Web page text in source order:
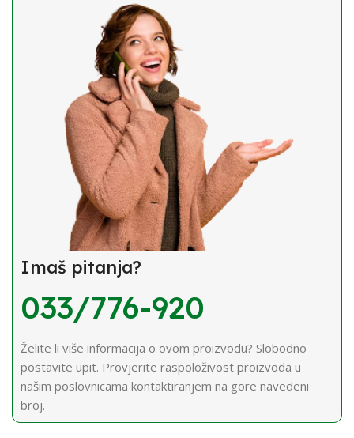
Imaš pitanja?
033/776-920
Želite li više informacija o ovom proizvodu? Slobodno
postavite upit. Provjerite raspoloživost proizvoda u
našim poslovnicama kontaktiranjem na gore navedeni
broj.